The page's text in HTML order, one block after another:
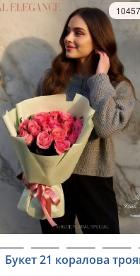
Букет 21 коралова